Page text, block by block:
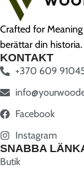
Crafted for
berättar din historia.
KONTAKT
+370 609
Facebook
Instagram
SNABBA
Butik